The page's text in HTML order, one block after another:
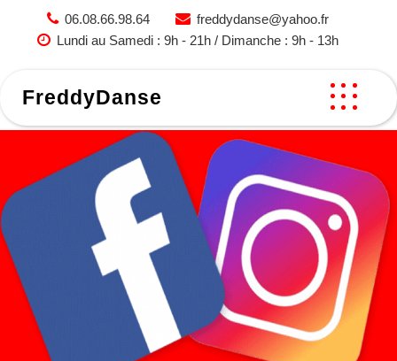
06.08.66.98.64
freddydanse@yahoo.fr
Lundi au Samedi : 9h - 21h / Dimanche : 9h - 13h
FreddyDanse